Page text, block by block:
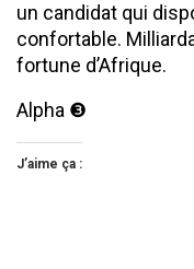
un candidat qui
confortable.
fortune d’Afrique.
Alpha ❸
J’aime ça :